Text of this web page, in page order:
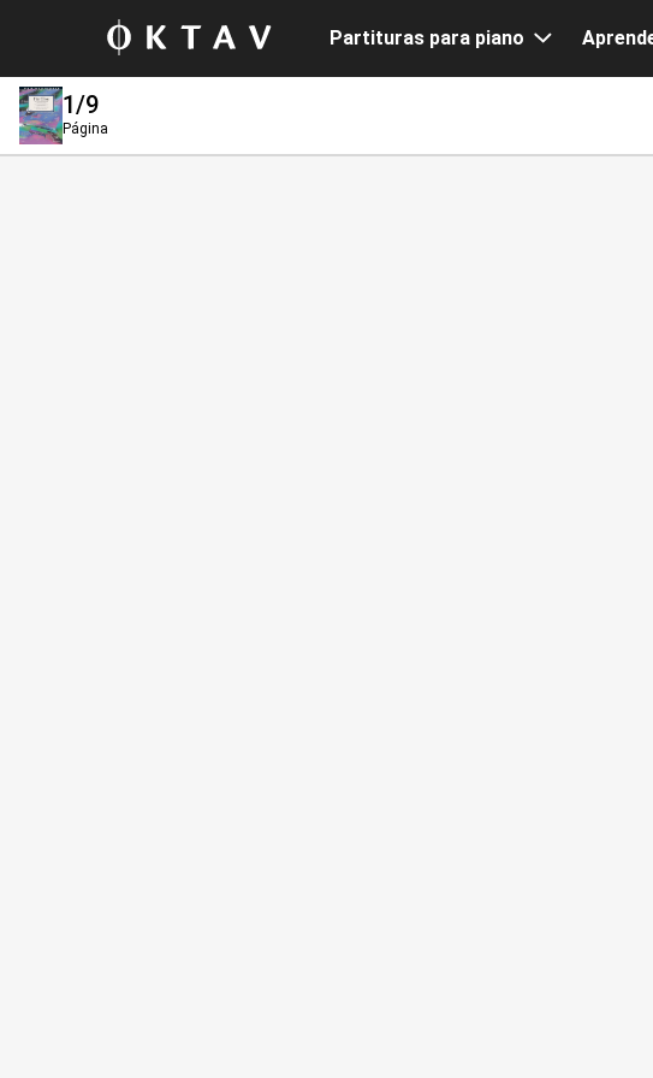
Partituras para piano
1/9
Página